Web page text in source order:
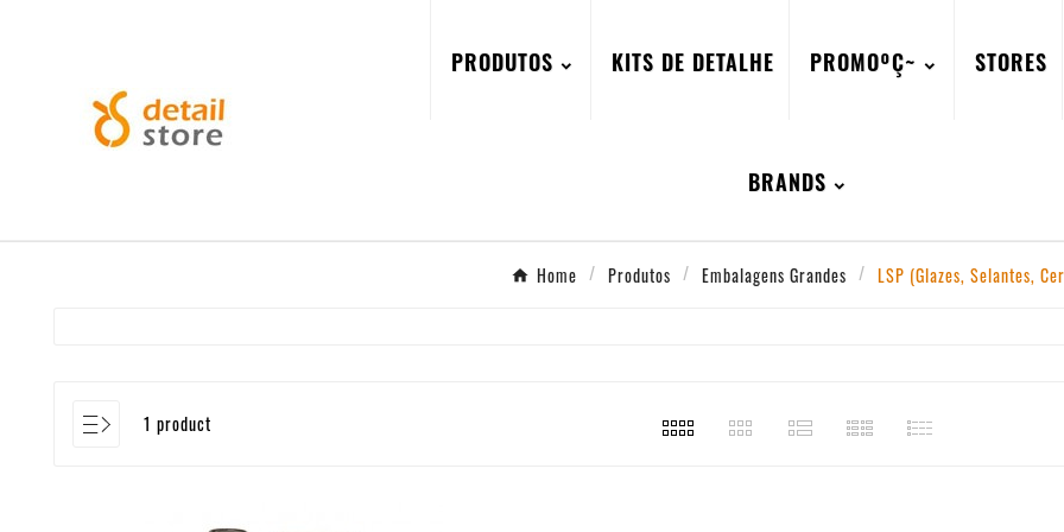
PRODUTOS KITS DE DETALHE PROMOºÇ~ STORES
BRANDS
Home Produtos Embalagens Grandes LSP (Glazes, Selantes,
1 product